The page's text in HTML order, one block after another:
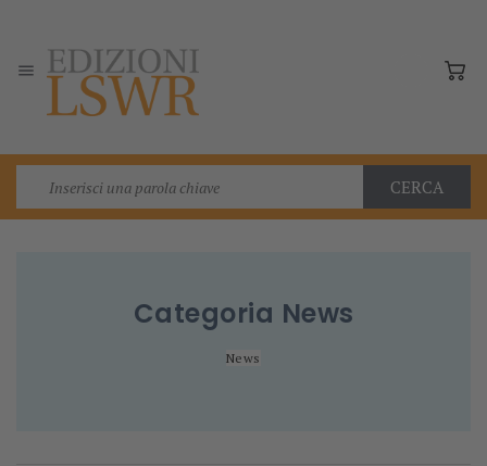

CERCA
Categoria News
News